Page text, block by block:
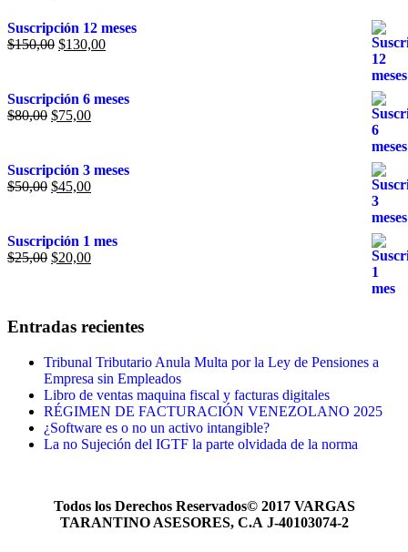
Suscripción 12 meses
$150,00 $130,00
Suscripción 6 meses
$80,00 $75,00
Suscripción 3 meses
$50,00 $45,00
Suscripción 1 mes
$25,00 $20,00
Entradas recientes
Tribunal Tributario Anula Multa por la Ley de Pensiones a
Empresa sin Empleados
Libro de ventas maquina fiscal y facturas digitales
RÉGIMEN DE FACTURACIÓN VENEZOLANO 2025
¿Software es o no un activo intangible?
La no Sujeción del IGTF la parte olvidada de la norma
Todos los Derechos Reservados© 2017 VARGAS
TARANTINO ASESORES, C.A J-40103074-2